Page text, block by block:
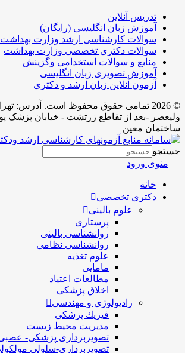
تدریس آنلاین
آموزش زبان انگلیسی (رایگان)
سوالات کارشناسی ارشد وزارت بهداشت
سوالات دکتری تخصصی وزارت بهداشت
منابع و سوالات استخدامی وگزینش
آموزش تصویری زبان انگلیسی
آزمون آنلاین زبان ارشد و دکتری
© 2026 تمامی حقوق محفوظ است. آدرس:‌
ساختمان معین
جستجو
منوی ورود
خانه
دکتری تخصصی
علوم بالینی
پرستاری
روانشناسی بالینی
روانشناسی نظامی
علوم تغذیه
مامایی
مطالعات اعتیاد
اخلاق پزشکی
رادیولوژی و مهندسی
فيزيك پزشکی
مدیریت محیط زیست
تصویربرداری پزشکی-
تصویربرداری-سلولی